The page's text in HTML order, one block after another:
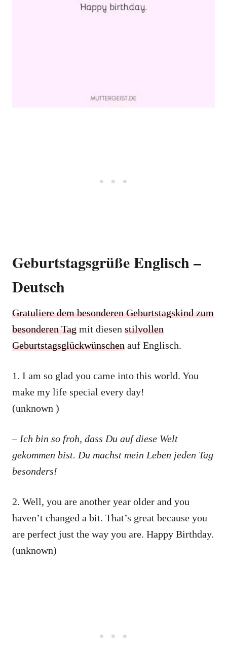
Geburtstagsgrüße Englisch –
Deutsch
Gratuliere dem besonderen Geburtstagskind zum
besonderen Tag mit diesen stilvollen
Geburtstagsglückwünschen auf Englisch.
1. I am so glad you came into this world. You
make my life special every day!
(unknown )
– Ich bin so froh, dass Du auf diese Welt
gekommen bist. Du machst mein Leben jeden Tag
besonders!
2. Well, you are another year older and you
haven’t changed a bit. That’s great because you
are perfect just the way you are. Happy Birthday.
(unknown)